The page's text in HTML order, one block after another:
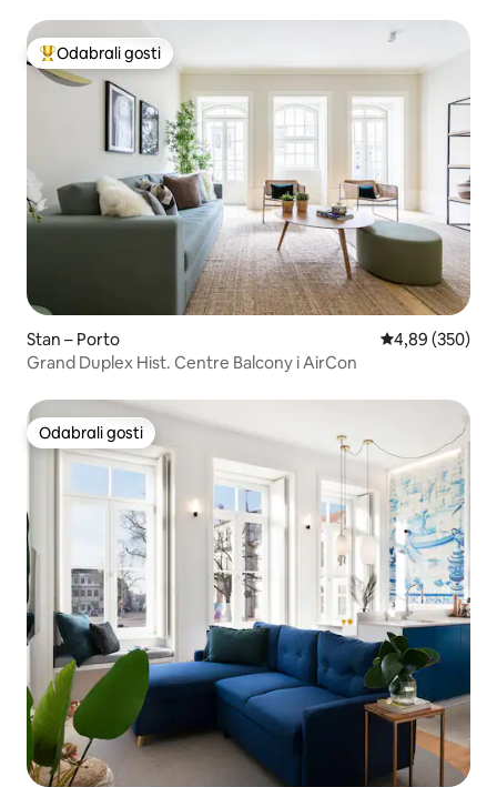
Među najviše rangiranima s oznakom „Odabrali gosti”
Odabrali gosti
Stan – Porto Prosječna
4,89 (350)
Grand Duplex Hist. Centre Balcony i AirCon
Odabrali gosti
Odabrali gosti